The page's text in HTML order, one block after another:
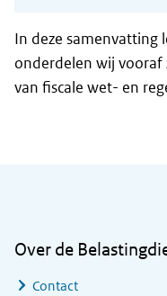
In deze samenvatting
onderdelen wij vooraf
van fiscale wet- en
Over de
Contact